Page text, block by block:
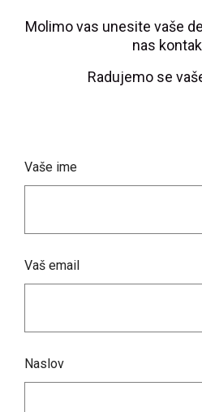
Molimo vas unesite vaše
nas
Radujemo se
Vaše ime
Vaš email
Naslov